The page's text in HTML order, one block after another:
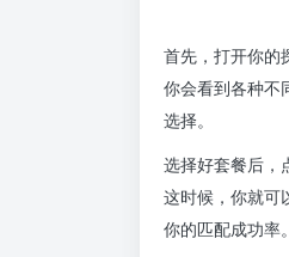
首先，打开你的
你会看到各种不
选择。
选择好套餐后，
这时候，你就可
你的匹配成功率。